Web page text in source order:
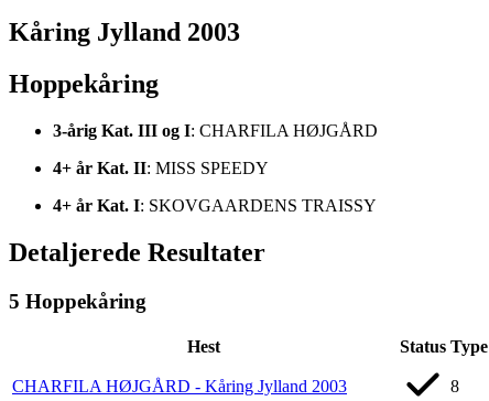
Kåring Jylland 2003
Hoppekåring
3-årig Kat. III og I: CHARFILA HØJGÅRD
4+ år Kat. II: MISS SPEEDY
4+ år Kat. I: SKOVGAARDENS TRAISSY
Detaljerede Resultater
5 Hoppekåring
Hest Status Type
CHARFILA HØJGÅRD - Kåring Jylland 2003 8